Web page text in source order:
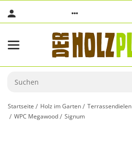
Startseite Holz im Garten Terrassendielen
WPC Megawood
Signum